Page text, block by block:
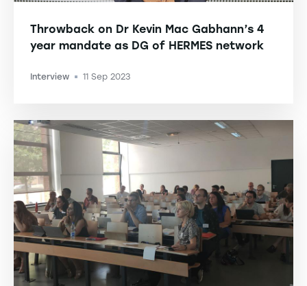
Throwback on Dr Kevin Mac Gabhann’s 4
year mandate as DG of HERMES network
Interview -11 Sep 2023